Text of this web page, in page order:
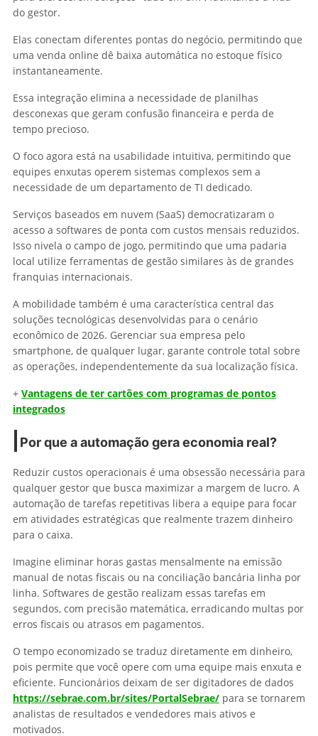
do gestor.
Elas conectam diferentes pontas do negócio, permitindo que
uma venda online dê baixa automática no estoque físico
instantaneamente.
Essa integração elimina a necessidade de planilhas
desconexas que geram confusão financeira e perda de
tempo precioso.
O foco agora está na usabilidade intuitiva, permitindo que
equipes enxutas operem sistemas complexos sem a
necessidade de um departamento de TI dedicado.
Serviços baseados em nuvem (SaaS) democratizaram o
acesso a softwares de ponta com custos mensais reduzidos.
Isso nivela o campo de jogo, permitindo que uma padaria
local utilize ferramentas de gestão similares às de grandes
franquias internacionais.
A mobilidade também é uma característica central das
soluções tecnológicas desenvolvidas para o cenário
econômico de 2026. Gerenciar sua empresa pelo
smartphone, de qualquer lugar, garante controle total sobre
as operações, independentemente da sua localização física.
+ Vantagens de ter cartões com programas de pontos
integrados
Por que a automação gera economia real?
Reduzir custos operacionais é uma obsessão necessária para
qualquer gestor que busca maximizar a margem de lucro. A
automação de tarefas repetitivas libera a equipe para focar
em atividades estratégicas que realmente trazem dinheiro
para o caixa.
Imagine eliminar horas gastas mensalmente na emissão
manual de notas fiscais ou na conciliação bancária linha por
linha. Softwares de gestão realizam essas tarefas em
segundos, com precisão matemática, erradicando multas por
erros fiscais ou atrasos em pagamentos.
O tempo economizado se traduz diretamente em dinheiro,
pois permite que você opere com uma equipe mais enxuta e
eficiente. Funcionários deixam de ser digitadores de dados
https://sebrae.com.br/sites/PortalSebrae/ para se tornarem
analistas de resultados e vendedores mais ativos e
motivados.